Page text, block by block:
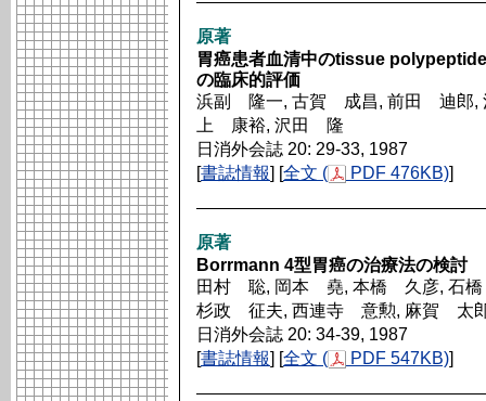
原著
胃癌患者血清中のtissue
の臨床的評価
浜副 隆一, 古賀 成昌, 前田 迪郎,
上 康裕, 沢田 隆
日消外会誌 20: 29-33, 1987
[書誌情報] [全文 ( PDF 476KB)]
原著
Borrmann 4型胃癌の治療法の検討
田村 聡, 岡本 堯, 本橋 久彦, 石
杉政 征夫, 西連寺 意勲, 麻賀 太
日消外会誌 20: 34-39, 1987
[書誌情報] [全文 ( PDF 547KB)]